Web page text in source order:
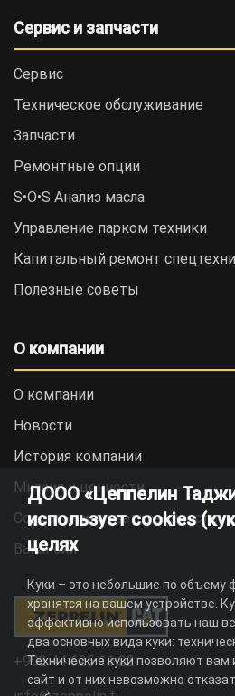
Сервис и запчасти
Сервис
Техническое обслуживание
Запчасти
Ремонтные опции
S•O•S Анализ масла
Управление парком техники
Капитальный ремонт
Полезные советы
О компании
О компании
Новости
История компании
Миссия и ценности
Социальная ответственность
Вакансии
+992 44 625 11 22
ДООО «Цеппелин
использует cookies
целях
Куки – это небольшие по объему
хранятся на вашем устройстве.
эффективно использовать наш
два основных вида куки:
Технические куки позволяют
сайт и от них невозможно